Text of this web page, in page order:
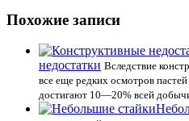
Похожие записи
недостатки Вследствие
все еще редких осмотров
достигают 10—20% всей